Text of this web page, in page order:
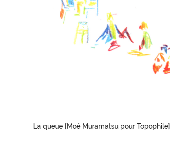
La queue [Moé Muramatsu pour Topophile]